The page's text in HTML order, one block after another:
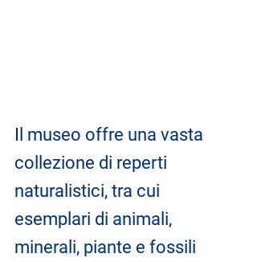
Il museo offre una vasta
collezione di reperti
naturalistici, tra cui
esemplari di animali,
minerali, piante e fossili